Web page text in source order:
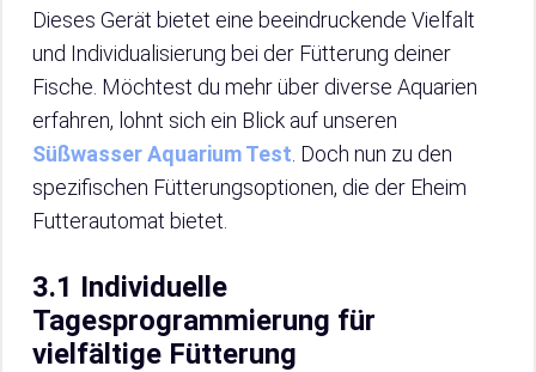
Dieses Gerät bietet eine beeindruckende Vielfalt
und Individualisierung bei der Fütterung deiner
Fische. Möchtest du mehr über diverse Aquarien
erfahren, lohnt sich ein Blick auf unseren
Süßwasser Aquarium Test . Doch nun zu den
spezifischen Fütterungsoptionen, die der Eheim
Futterautomat bietet.
3.1 Individuelle
Tagesprogrammierung für
vielfältige Fütterung